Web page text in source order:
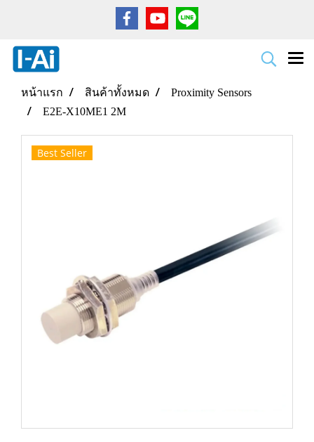
หน้าแรก สินค้าทั้งหมด
Proximity Sensors
E2E-X10ME1 2M
Best Seller